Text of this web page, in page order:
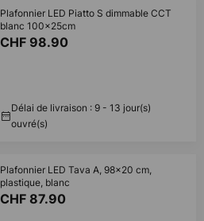
Plafonnier LED Piatto S dimmable CCT
blanc 100x25cm
CHF 98.90
Délai de livraison : 9 - 13 jour(s)
ouvré(s)
Plafonnier LED Tava A, 98x20 cm,
plastique, blanc
CHF 87.90